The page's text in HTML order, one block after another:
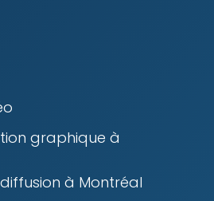
graphique à
à Montréal